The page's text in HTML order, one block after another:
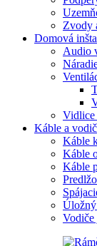
Zvody
Domová
Audio
Vidlice
Káble a
Káble
Káble
Káble
Úložný
Vodiče